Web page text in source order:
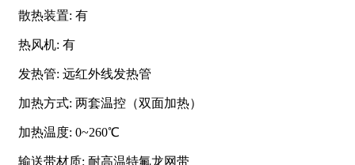
散热装置: 有
热风机: 有
发热管: 远红外线发热管
加热方式: 两套温控（双面加热）
加热温度: 0~260℃
输送带材质: 耐高温特氟龙网带